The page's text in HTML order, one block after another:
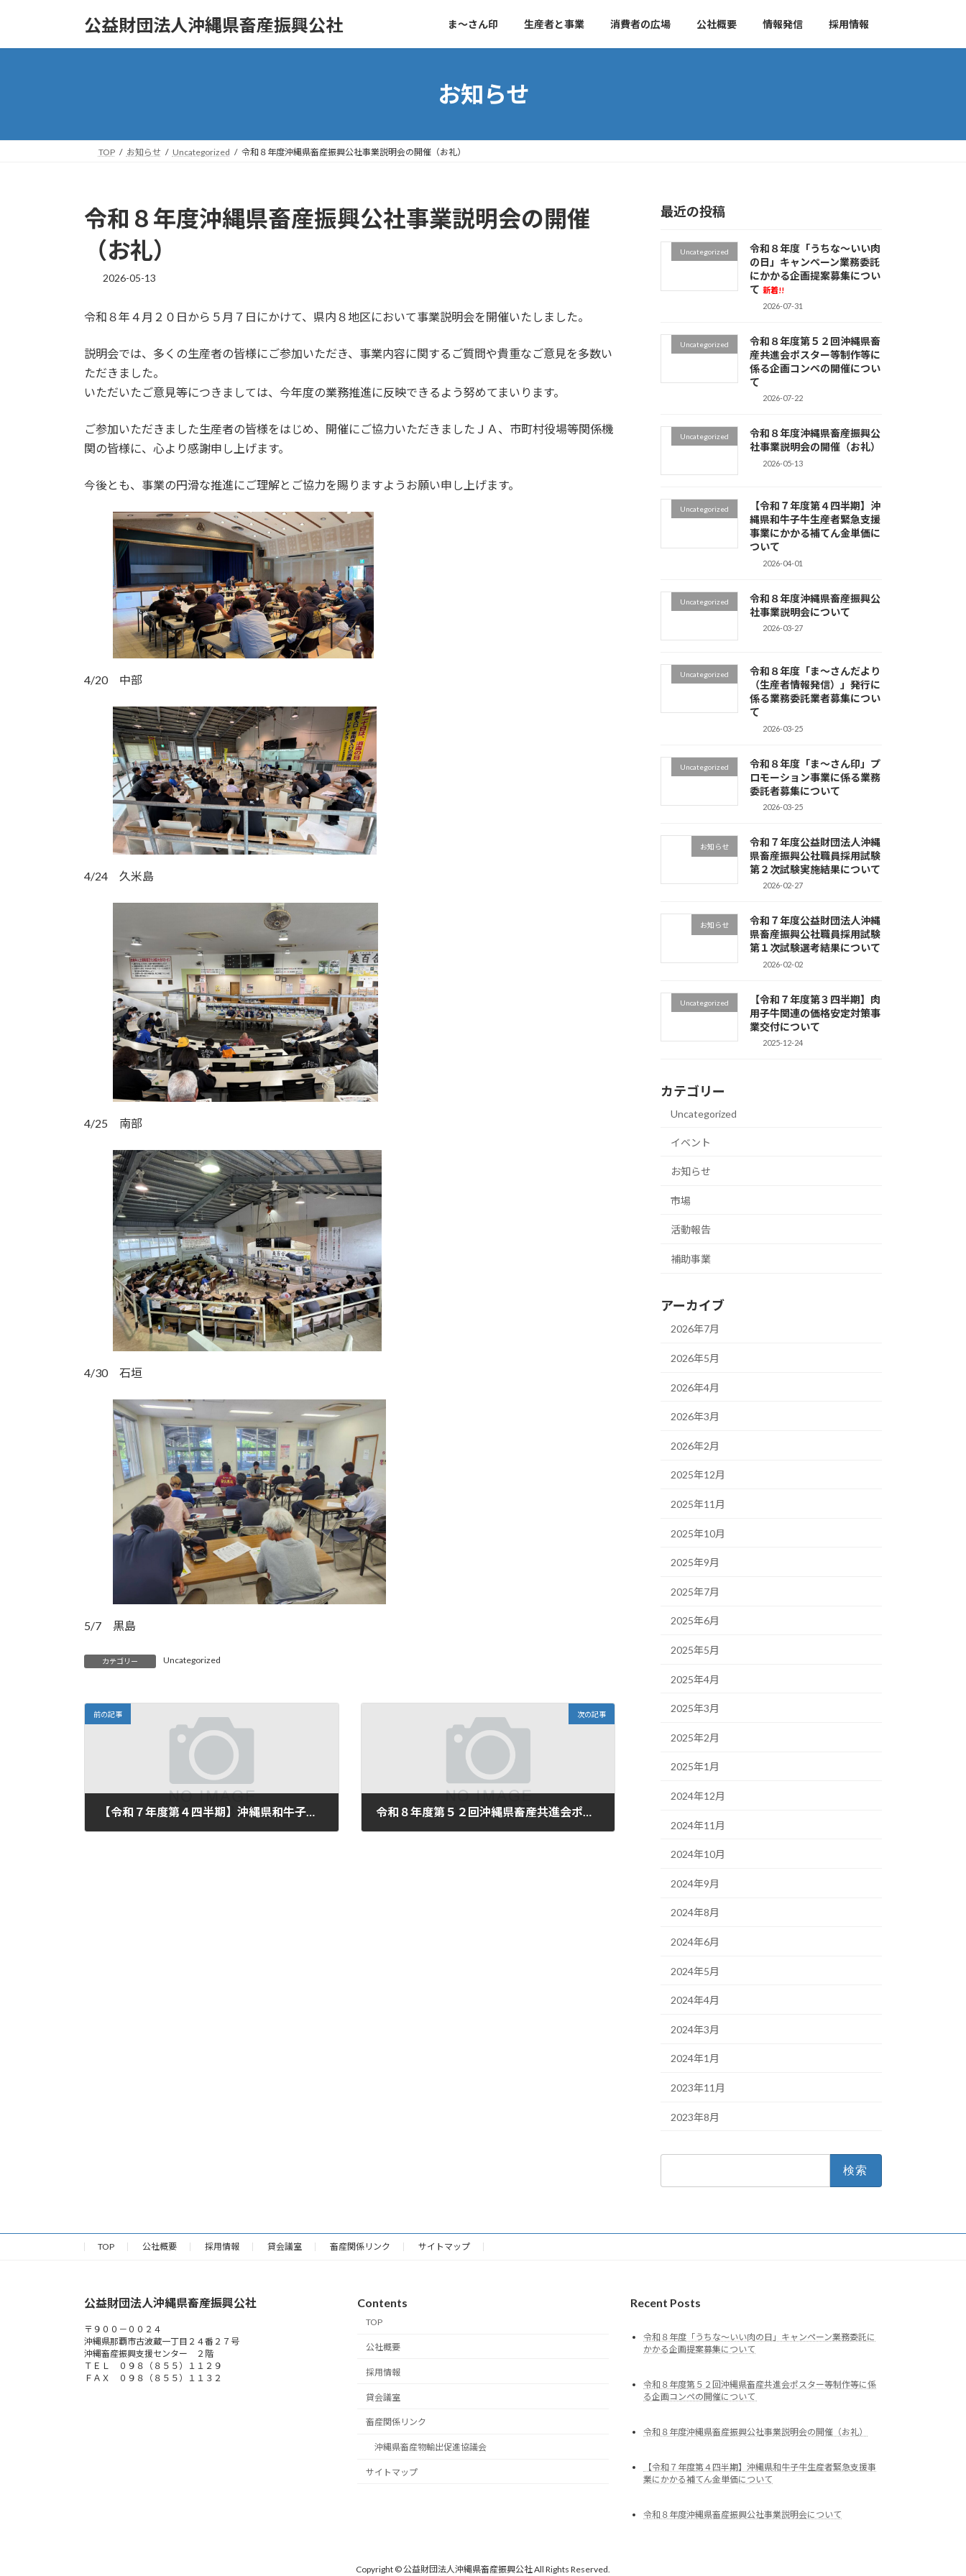
公益財団法人沖縄県畜産振興公社 ま～さん印 生産者と事業 消費者の広場 公社概要 情報発信 採用情報
お知らせ
TOP お知らせ Uncategorized 令和８年度沖縄県畜産振興公社事業説明会の開催（お礼）
令和８年度沖縄県畜産振興公社事業説明会の開催
（お礼）
2026-05-13
令和８年４月２０日から５月７日にかけて、県内８地区において事業説明会を開催いたしました。
説明会では、多くの生産者の皆様にご参加いただき、事業内容に関するご質問や貴重なご意見を多数い
ただきました。
いただいたご意見等につきましては、今年度の業務推進に反映できるよう努めてまいります。
ご参加いただきました生産者の皆様をはじめ、開催にご協力いただきましたＪＡ、市町村役場等関係機
関の皆様に、心より感謝申し上げます。
今後とも、事業の円滑な推進にご理解とご協力を賜りますようお願い申し上げます。
4/20 中部
4/24 久米島
4/25 南部
4/30 石垣
5/7 黒島
カテゴリー Uncategorized
前の記事
【令和７年度第４四半期】沖縄県和牛子牛生産者緊急支援事業にかかる補てん金単価について
次の記事
令和８年度第５２回沖縄県畜産共進会ポスター等制作等に係る企画コンペの開催について
最近の投稿
Uncategorized
令和８年度「うちな～いい肉
の日」キャンペーン業務委託
にかかる企画提案募集につい
て 新着!!
2026-07-31
Uncategorized
令和８年度第５２回沖縄県畜
産共進会ポスター等制作等に
係る企画コンペの開催につい
て
2026-07-22
Uncategorized
令和８年度沖縄県畜産振興公
社事業説明会の開催（お礼）
2026-05-13
Uncategorized
【令和７年度第４四半期】沖
縄県和牛子牛生産者緊急支援
事業にかかる補てん金単価に
ついて
2026-04-01
Uncategorized
令和８年度沖縄県畜産振興公
社事業説明会について
2026-03-27
Uncategorized
令和８年度「ま～さんだより
（生産者情報発信）」発行に
係る業務委託業者募集につい
て
2026-03-25
Uncategorized
令和８年度「ま～さん印」プ
ロモーション事業に係る業務
委託者募集について
2026-03-25
お知らせ
令和７年度公益財団法人沖縄
県畜産振興公社職員採用試験
第２次試験実施結果について
2026-02-27
お知らせ
令和７年度公益財団法人沖縄
県畜産振興公社職員採用試験
第１次試験選考結果について
2026-02-02
Uncategorized
【令和７年度第３四半期】肉
用子牛関連の価格安定対策事
業交付について
2025-12-24
カテゴリー
Uncategorized
イベント
お知らせ
市場
活動報告
補助事業
アーカイブ
2026年7月
2026年5月
2026年4月
2026年3月
2026年2月
2025年12月
2025年11月
2025年10月
2025年9月
2025年7月
2025年6月
2025年5月
2025年4月
2025年3月
2025年2月
2025年1月
2024年12月
2024年11月
2024年10月
2024年9月
2024年8月
2024年6月
2024年5月
2024年4月
2024年3月
2024年1月
2023年11月
2023年8月
TOP 公社概要 採用情報 貸会議室 畜産関係リンク サイトマップ
公益財団法人沖縄県畜産振興公社
〒９００－００２４
沖縄県那覇市古波蔵一丁目２４番２７号
沖縄畜産振興支援センター ２階
ＴＥＬ ０９８（８５５）１１２９
ＦＡＸ ０９８（８５５）１１３２
Contents
TOP
公社概要
採用情報
貸会議室
畜産関係リンク
沖縄県畜産物輸出促進協議会
サイトマップ
Recent Posts
令和８年度「うちな～いい肉の日」キャンペーン業務委託に
かかる企画提案募集について
令和８年度第５２回沖縄県畜産共進会ポスター等制作等に係
る企画コンペの開催について
令和８年度沖縄県畜産振興公社事業説明会の開催（お礼）
【令和７年度第４四半期】沖縄県和牛子牛生産者緊急支援事
業にかかる補てん金単価について
令和８年度沖縄県畜産振興公社事業説明会について
Copyright © 公益財団法人沖縄県畜産振興公社 All Rights Reserved.